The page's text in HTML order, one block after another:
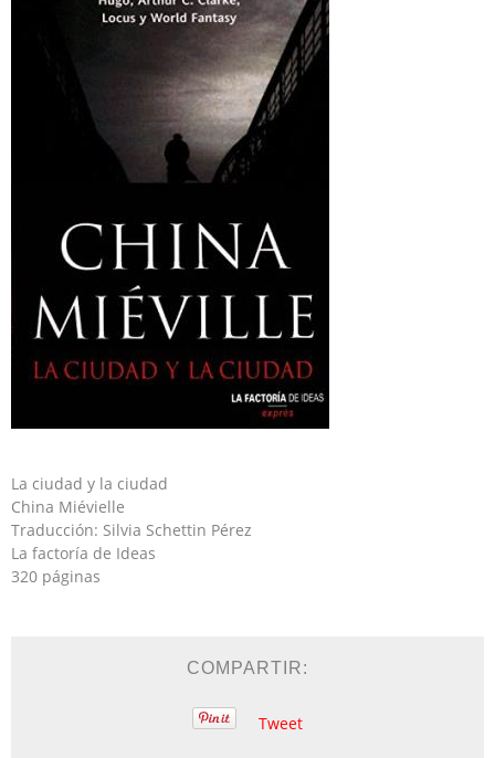
La ciudad y la ciudad
China Miévielle
Traducción: Silvia Schettin Pérez
La factoría de Ideas
320 páginas
COMPARTIR:
Tweet